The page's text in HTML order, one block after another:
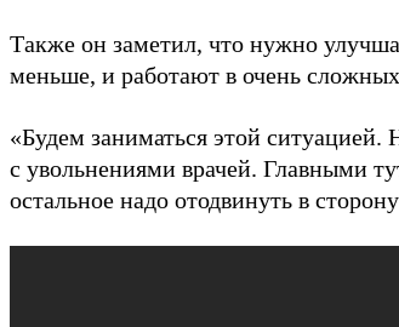
Также он заметил, что нужно
меньше, и работают в очень
«Будем заниматься этой ситуацией.
с увольнениями врачей. Главными
остальное надо отодвинуть в